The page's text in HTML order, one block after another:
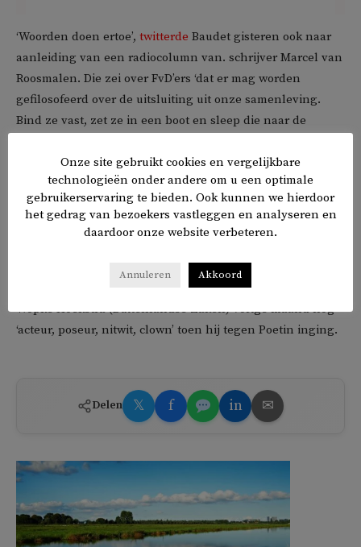
‘Woorden doen ertoe’, twitterde Baudet gisteren ook naar
aanleiding van een radiocolumn van. schrijver Marcel van
Roosmalen. Die zei over FvD’ers ‘dat er mag worden
gefilosofeerd over de uitsluiting uit onze samenleving.
Bind ze vast, zet ze in een boot en sleep die naar de
FvD-Kamerlid Gideon van Meijeren met een reptiel.
Tegenstanders beschuldigen Baudet vaak zelf van
demoniserende taal over minderheden en het de
Ook wordt Baudet vaker bekritiseerd vanwege zijn soms
directe taalgebruik richting mede-politici. Zo
Wopke Hoekstra (Buitenlandse Zaken) vorige maand nog
‘acteur, poseur, nitwit, clown’ toen hij tegen Poetin inging.
Delen 𝕏 f in ✉
Onze site gebruikt cookies en vergelijkbare
technologieën onder andere om u een optimale
gebruikerservaring te bieden. Ook kunnen we hierdoor
het gedrag van bezoekers vastleggen en analyseren en
daardoor onze website verbeteren.
Annuleren Akkoord